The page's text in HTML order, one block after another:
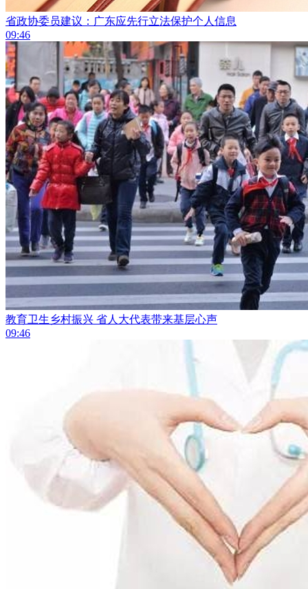
省政协委员建议：广东应先行立法保护个人信息
09:46
教育卫生乡村振兴 省人大代表带来基层心声
09:46